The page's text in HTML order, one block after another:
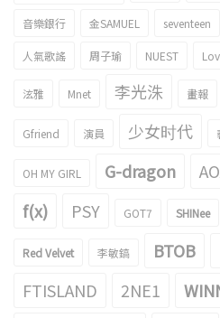
音樂銀行 金SAMUEL seventeen
人氣歌謠 周子瑜 NUEST
泫雅 Mnet 李光洙 畫報
Gfriend 演員 少女时代
OH MY GIRL G-dragon
f(x) PSY GOT7 SHINee
Red Velvet 李敏鎬 BTOB
FTISLAND
2NE1